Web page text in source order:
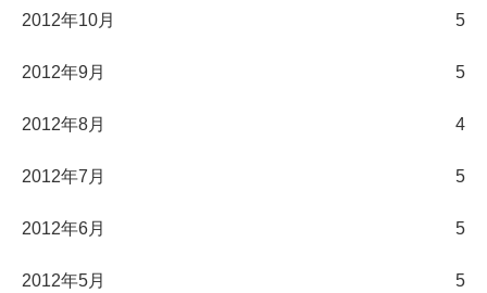
2012年10月 5
2012年9月 5
2012年8月 4
2012年7月 5
2012年6月 5
2012年5月 5